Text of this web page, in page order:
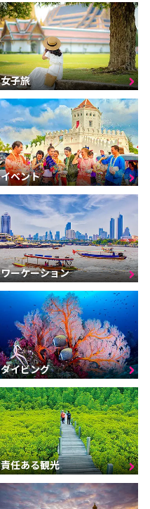
女子旅
イベント
ワーケーション
ダイビング
責任ある観光